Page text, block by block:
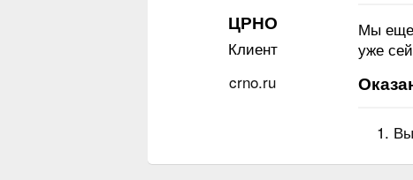
ЦРНО
Клиент
crno.ru
Мы еще
уже